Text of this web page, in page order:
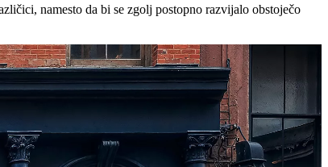
namesto da bi se zgolj postopno razvijalo obstoječo